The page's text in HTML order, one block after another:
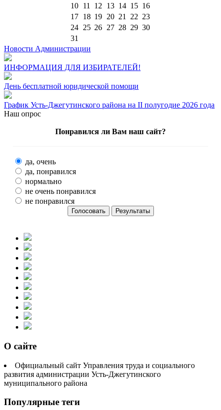
10
11 12 13 14 15 16
17
18 19 20 21 22 23
24
25 26 27 28 29 30
31
Новости Администрации
ИНФОРМАЦИЯ ДЛЯ ИЗБИРАТЕЛЕЙ!
День бесплатной юридической помощи
График Усть-Джегутинского района на II полугодие 2026 года
Наш опрос
Понравился ли Вам наш сайт?
да, очень
да, понравился
нормально
не очень понравился
не понравился
О сайте
Официальный сайт Управления труда и социального
развития администрации Усть-Джегутинского
муниципального района
Популярные теги